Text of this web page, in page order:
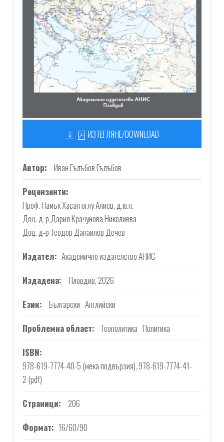
ИЗТЕГЛЯНЕ/DOWNLOAD
Автор
Иван Гълъбов Гълъбов
Рецензенти
Проф. Намък Хасан оглу Алиев, д.ю.н.
Доц. д-р Дария Крачунова Николиева
Доц. д-р Теодор Данаилов Дечев
Издател Академично издателство АНИС
Издадена
Пловдив, 2026
Език
Български Английски
Проблемна област
Геополитика Политика
ISBN
978-619-7774-40-5 (мека подвързия), 978-619-7774-41-
2 (pdf)
Страници
206
Формат 16/60/90